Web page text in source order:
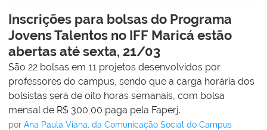
Inscrições para bolsas do Programa
Jovens Talentos no IFF Maricá estão
abertas até sexta, 21/03
São 22 bolsas em 11 projetos desenvolvidos por
professores do campus, sendo que a carga horária dos
bolsistas será de oito horas semanais, com bolsa
mensal de R$ 300,00 paga pela Faperj.
por Ana Paula Viana, da Comunicação Social do Campus